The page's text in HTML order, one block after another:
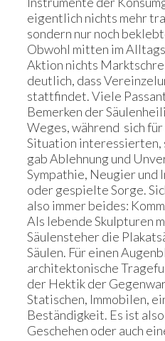
eigentlich nichts mehr
sondern nur noch
Obwohl mitten im
Aktion nichts
deutlich, dass
stattfindet. Viele
Bemerken der
Weges, während sich
Situation interessierten,
gab Ablehnung und
Sympathie, Neugier und
oder gespielte Sorge.
also immer beides:
Als lebende Skulpturen
Säulensteher die
Säulen. Für einen
architektonische
der Hektik der
Statischen, Immobilen,
Beständigkeit. Es ist
Geschehen oder auch